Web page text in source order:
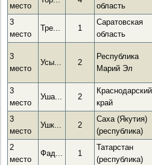
место область
3
место
Тре... 1
Саратовская
область
3
место
Усы... 2
Республика
Марий Эл
3
место
Уша... 2
Краснодарский
край
3
место
Ушк... 2
Саха (Якутия)
(республика)
2
место
Фад... 1
Татарстан
(республика)